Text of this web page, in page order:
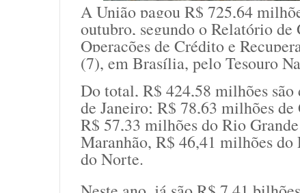
A União pagou R$ 725,64
outubro, segundo o Relatório
Operações de Crédito e
(7), em Brasília, pelo Tesouro
Do total, R$ 424,58 milhões
de Janeiro; R$ 78,63 milhões
R$ 57,33 milhões do Rio
Maranhão, R$ 46,41 milhões
do Norte.